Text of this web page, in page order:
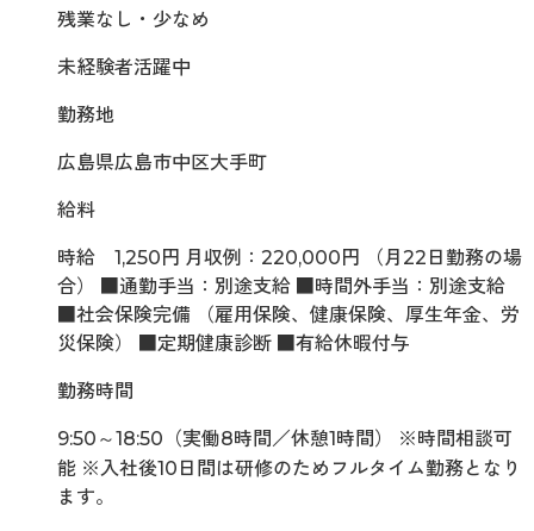
残業なし・少なめ
未経験者活躍中
勤務地
広島県広島市中区大手町
給料
時給 1,250円 月収例：220,000円 （月22日勤務の場
合） ■通勤手当：別途支給 ■時間外手当：別途支給
■社会保険完備 （雇用保険、健康保険、厚生年金、労
災保険） ■定期健康診断 ■有給休暇付与
勤務時間
9:50～18:50（実働8時間／休憩1時間） ※時間相談可
能 ※入社後10日間は研修のためフルタイム勤務となり
ます。